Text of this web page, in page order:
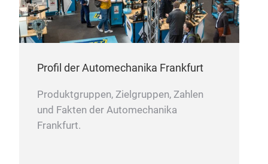
Profil der Automechanika Frankfurt
Produktgruppen, Zielgruppen, Zahlen
und Fakten der Automechanika
Frankfurt.